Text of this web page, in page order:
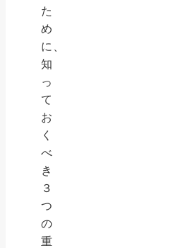
た
め
に、
知
っ
て
お
く
べ
き
３
つ
の
重